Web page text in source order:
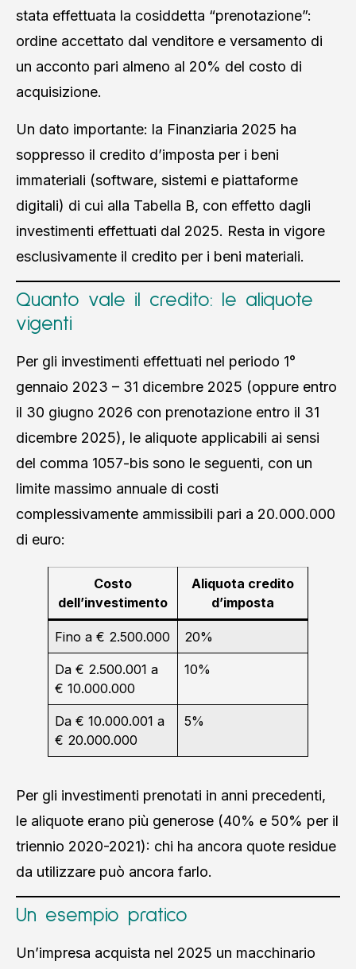
stata effettuata la cosiddetta “prenotazione”:
ordine accettato dal venditore e versamento di
un acconto pari almeno al 20% del costo di
acquisizione.
Un dato importante: la Finanziaria 2025 ha
soppresso il credito d’imposta per i beni
immateriali (software, sistemi e piattaforme
digitali) di cui alla Tabella B, con effetto dagli
investimenti effettuati dal 2025. Resta in vigore
esclusivamente il credito per i beni materiali.
Quanto vale il credito: le aliquote
vigenti
Per gli investimenti effettuati nel periodo 1°
gennaio 2023 – 31 dicembre 2025 (oppure entro
il 30 giugno 2026 con prenotazione entro il 31
dicembre 2025), le aliquote applicabili ai sensi
del comma 1057-bis sono le seguenti, con un
limite massimo annuale di costi
complessivamente ammissibili pari a 20.000.000
di euro:
Costo
dell’investimento
Aliquota credito
d’imposta
Fino a € 2.500.000 20%
Da € 2.500.001 a
€ 10.000.000
10%
Da € 10.000.001 a
€ 20.000.000
5%
Per gli investimenti prenotati in anni precedenti,
le aliquote erano più generose (40% e 50% per il
triennio 2020-2021): chi ha ancora quote residue
da utilizzare può ancora farlo.
Un esempio pratico
Un’impresa acquista nel 2025 un macchinario